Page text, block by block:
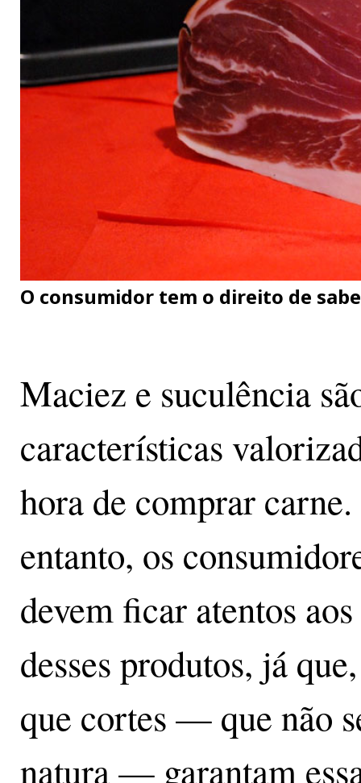
O consumidor tem o direito de
Maciez e suculência
características
hora de comprar
entanto, os
devem ficar atentos
desses produtos, já
que cortes — que não
natura — garantam